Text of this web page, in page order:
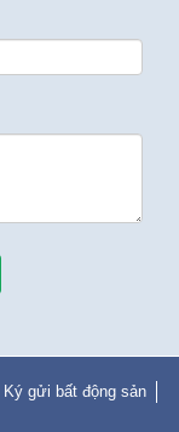
Ký gửi bất động sản